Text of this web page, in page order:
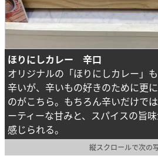
ほりにしカレー 辛口
オリジナルの「ほりにしカレー」
辛いが、辛いもの好きのために更
のがこちら。もちろん辛いだけで
ーティーな甘みと、スパイスの旨
感じられる。
縦スクロールで次の